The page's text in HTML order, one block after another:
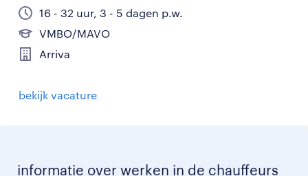
16 - 32 uur, 3 - 5 dagen p.w.
VMBO/MAVO
Arriva
bekijk vacature
informatie over werken in de chauffeurs